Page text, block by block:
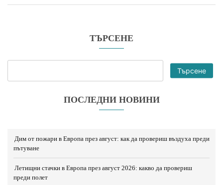
ТЪРСЕНЕ
Търсене
ПОСЛЕДНИ НОВИНИ
Дим от пожари в Европа през август: как да провериш въздуха преди
пътуване
Летищни стачки в Европа през август 2026: какво да провериш
преди полет